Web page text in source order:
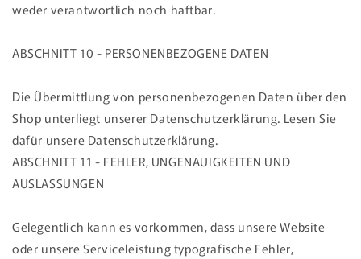
weder verantwortlich noch haftbar.
ABSCHNITT 10 - PERSONENBEZOGENE DATEN
Die Übermittlung von personenbezogenen Daten über den
Shop unterliegt unserer Datenschutzerklärung. Lesen Sie
dafür unsere Datenschutzerklärung.
ABSCHNITT 11 - FEHLER, UNGENAUIGKEITEN UND
AUSLASSUNGEN
Gelegentlich kann es vorkommen, dass unsere Website
oder unsere Serviceleistung typografische Fehler,